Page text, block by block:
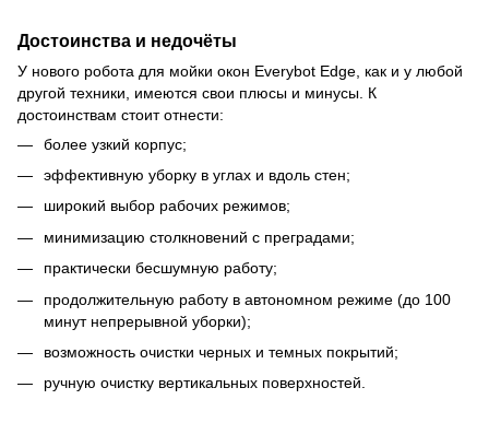
Достоинства и недочёты
У нового робота для мойки окон Everybot Edge, как и у любой
другой техники, имеются свои плюсы и минусы. К
достоинствам стоит отнести:
более узкий корпус;
эффективную уборку в углах и вдоль стен;
широкий выбор рабочих режимов;
минимизацию столкновений с преградами;
практически бесшумную работу;
продолжительную работу в автономном режиме (до 100
минут непрерывной уборки);
возможность очистки черных и темных покрытий;
ручную очистку вертикальных поверхностей.